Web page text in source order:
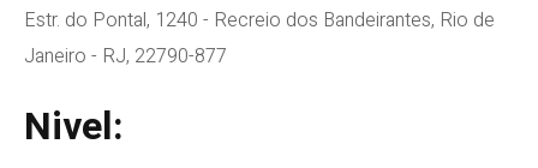
Estr. do Pontal, 1240 - Recreio dos Bandeirantes, Rio de
Janeiro - RJ, 22790-877
Nivel: